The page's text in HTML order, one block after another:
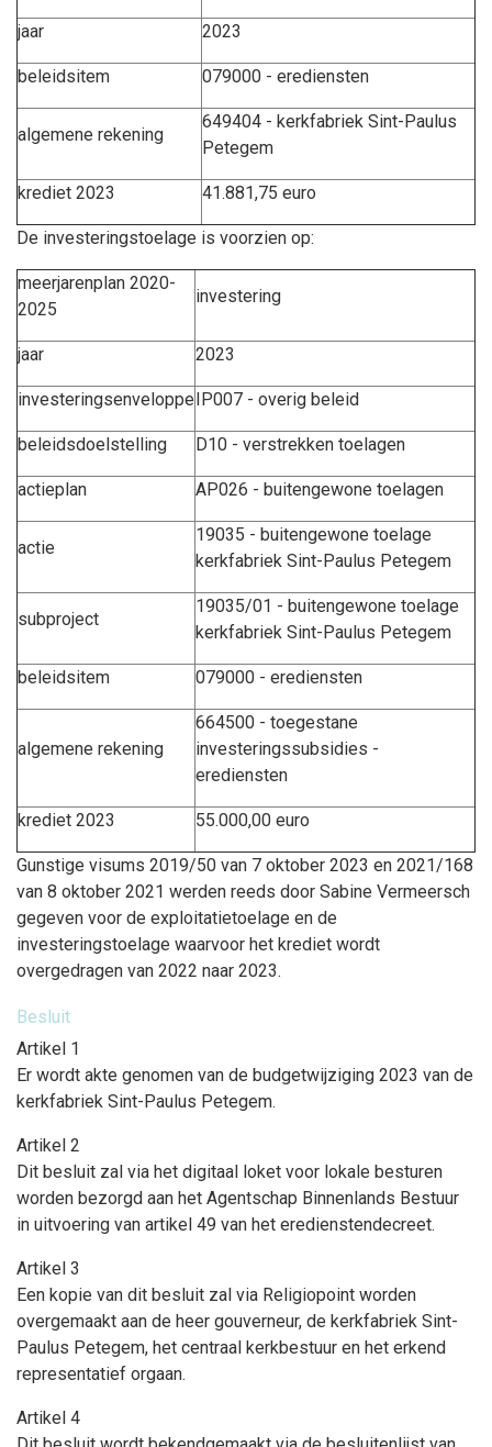
jaar 2023
beleidsitem 079000 - erediensten
algemene rekening
649404 - kerkfabriek Sint-Paulus
Petegem
krediet 2023 41.881,75 euro
De investeringstoelage is voorzien op:
meerjarenplan 2020-
2025
investering
jaar 2023
investeringsenveloppeIP007 - overig beleid
beleidsdoelstelling D10 - verstrekken toelagen
actieplan AP026 - buitengewone toelagen
actie
19035 - buitengewone toelage
kerkfabriek Sint-Paulus Petegem
subproject
19035/01 - buitengewone toelage
kerkfabriek Sint-Paulus Petegem
beleidsitem 079000 - erediensten
algemene rekening
664500 - toegestane
investeringssubsidies -
erediensten
krediet 2023 55.000,00 euro
Gunstige visums 2019/50 van 7 oktober 2023 en 2021/168
van 8 oktober 2021 werden reeds door Sabine Vermeersch
gegeven voor de exploitatietoelage en de
investeringstoelage waarvoor het krediet wordt
overgedragen van 2022 naar 2023.
Besluit
Artikel 1
Er wordt akte genomen van de budgetwijziging 2023 van de
kerkfabriek Sint-Paulus Petegem.
Artikel 2
Dit besluit zal via het digitaal loket voor lokale besturen
worden bezorgd aan het Agentschap Binnenlands Bestuur
in uitvoering van artikel 49 van het eredienstendecreet.
Artikel 3
Een kopie van dit besluit zal via Religiopoint worden
overgemaakt aan de heer gouverneur, de kerkfabriek Sint-
Paulus Petegem, het centraal kerkbestuur en het erkend
representatief orgaan.
Artikel 4